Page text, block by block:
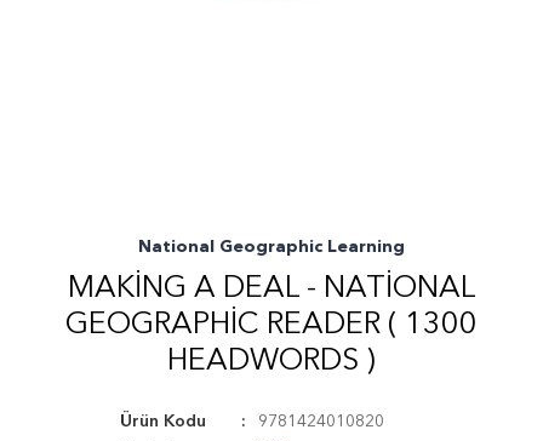
National Geographic Learning
MAKING A DEAL - NATIONAL
GEOGRAPHIC READER ( 1300
HEADWORDS )
Ürün Kodu
9781424010820